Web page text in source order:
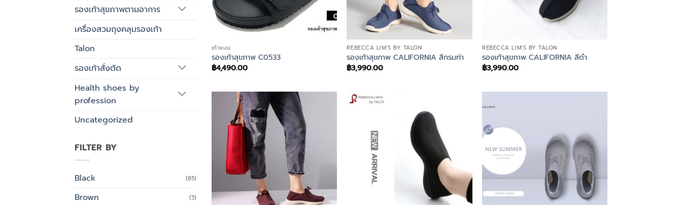
รองเท้าสุขภาพตามอาการ
เครื่องสวมถุงคลุมรองเท้า
Talon
รองเท้าสั่งตัด
Health shoes by
profession
Uncategorized
FILTER BY
Black (85)
Brown (5)
เท้าแบน
รองเท้าสุขภาพ C0533
฿4,490.00
REBECCA LIM'S BY TALON
รองเท้าสุขภาพ CALIFORNIA สีกรมท่า
฿3,990.00
REBECCA LIM'S BY TALON
รองเท้าสุขภาพ CALIFORNIA สีดำ
฿3,990.00